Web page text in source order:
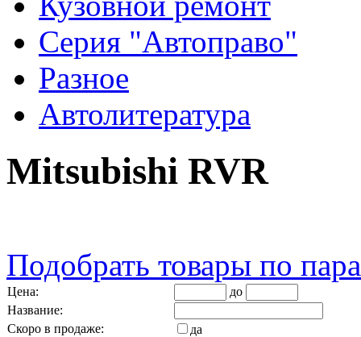
Серия "Автоправо"
Разное
Автолитература
Mitsubishi RVR
Подобрать товары по
Цена:
до
Название:
Скоро в продаже:
да